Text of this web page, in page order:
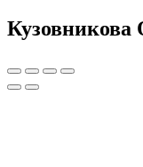
Кузовникова